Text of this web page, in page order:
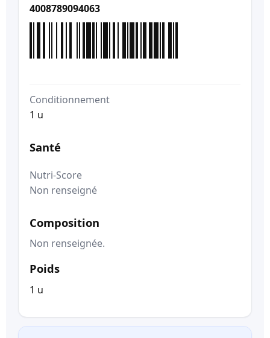
4008789094063
Conditionnement
1 u
Santé
Nutri-Score
Non renseigné
Composition
Non renseignée.
Poids
1 u